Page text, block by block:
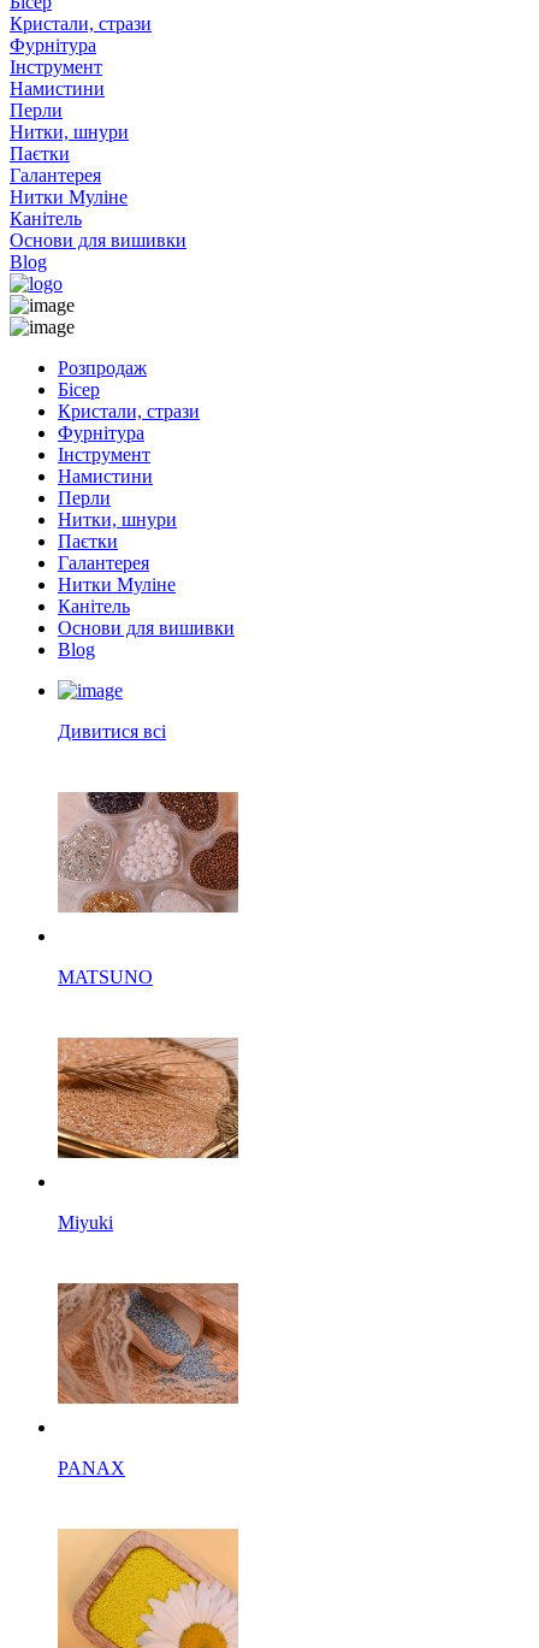
Кристали, стрази
Фурнітура
Інструмент
Намистини
Перли
Нитки, шнури
Паєтки
Галантерея
Нитки Муліне
Канітель
Основи для вишивки
Blog
Розпродаж
Бісер
Кристали, стрази
Фурнітура
Інструмент
Намистини
Перли
Нитки, шнури
Паєтки
Галантерея
Нитки Муліне
Канітель
Основи для вишивки
Blog
Дивитися всі
MATSUNO
Miyuki
PANAX